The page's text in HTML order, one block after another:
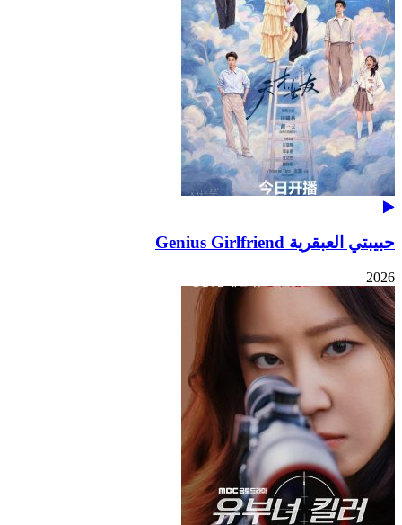
حبيبتي العبقرية Genius Girlfriend
2026